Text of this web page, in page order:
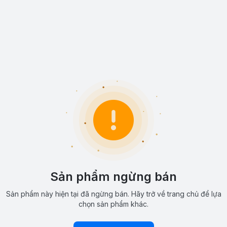
Sản phẩm ngừng bán
Sản phẩm này hiện tại đã ngừng bán. Hãy trở về trang chủ để lựa
chọn sản phẩm khác.